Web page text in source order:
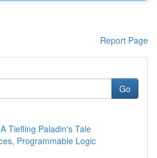
Report Page
Go
Tiefling Paladin's Tale
Programmable Logic